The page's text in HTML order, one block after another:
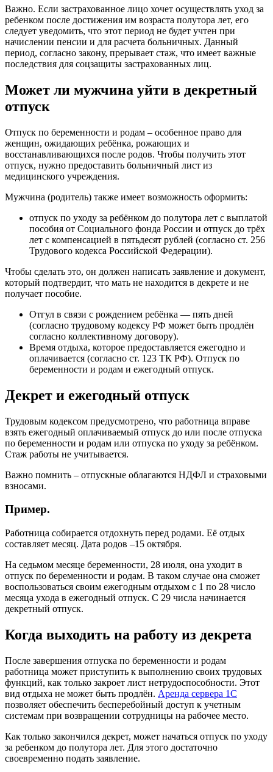
Важно. Если застрахованное лицо хочет осуществлять уход за
ребенком после достижения им возраста полутора лет, его
следует уведомить, что этот период не будет учтен при
начислении пенсии и для расчета больничных. Данный
период, согласно закону, прерывает стаж, что имеет важные
последствия для соцзащиты застрахованных лиц.
Может ли мужчина уйти в декретный
отпуск
Отпуск по беременности и родам – особенное право для
женщин, ожидающих ребёнка, рожающих и
восстанавливающихся после родов. Чтобы получить этот
отпуск, нужно предоставить больничный лист из
медицинского учреждения.
Мужчина (родитель) также имеет возможность оформить:
отпуск по уходу за ребёнком до полутора лет с выплатой
пособия от Социального фонда России и отпуск до трёх
лет с компенсацией в пятьдесят рублей (согласно ст. 256
Трудового кодекса Российской Федерации).
Чтобы сделать это, он должен написать заявление и документ,
который подтвердит, что мать не находится в декрете и не
получает пособие.
Отгул в связи с рождением ребёнка — пять дней
(согласно трудовому кодексу РФ может быть продлён
согласно коллективному договору).
Время отдыха, которое предоставляется ежегодно и
оплачивается (согласно ст. 123 ТК РФ). Отпуск по
беременности и родам и ежегодный отпуск.
Декрет и ежегодный отпуск
Трудовым кодексом предусмотрено, что работница вправе
взять ежегодный оплачиваемый отпуск до или после отпуска
по беременности и родам или отпуска по уходу за ребёнком.
Стаж работы не учитывается.
Важно помнить – отпускные облагаются НДФЛ и страховыми
взносами.
Пример.
Работница собирается отдохнуть перед родами. Её отдых
составляет месяц. Дата родов –15 октября.
На седьмом месяце беременности, 28 июля, она уходит в
отпуск по беременности и родам. В таком случае она сможет
воспользоваться своим ежегодным отдыхом с 1 по 28 число
месяца ухода в ежегодный отпуск. С 29 числа начинается
декретный отпуск.
Когда выходить на работу из декрета
После завершения отпуска по беременности и родам
работница может приступить к выполнению своих трудовых
функций, как только закроет лист нетрудоспособности. Этот
вид отдыха не может быть продлён. Аренда сервера 1С
позволяет обеспечить бесперебойный доступ к учетным
системам при возвращении сотрудницы на рабочее место.
Как только закончился декрет, может начаться отпуск по уходу
за ребенком до полутора лет. Для этого достаточно
своевременно подать заявление.